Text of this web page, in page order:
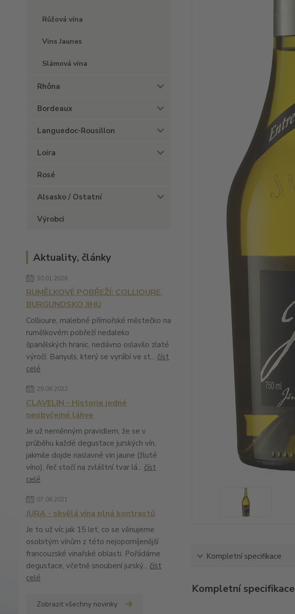
Růžová vína
Vins Jaunes
Slámová vína
Rhôna
Bordeaux
Languedoc-Rousillon
Loira
Rosé
Alsasko / Ostatní
Výrobci
Aktuality, články
30.01.2026
RUMĚLKOVÉ POBŘEŽÍ: COLLIOURE,
BURGUNDSKO JIHU
Collioure, malebné přímořské městečko na
rumělkovém pobřeží nedaleko
španělských hranic, nedávno oslavilo zlaté
výročí. Banyuls, který se vyrábí ve st... číst
celé
29.08.2022
CLAVELIN - Historie jedné
neobyčejné láhve
Je už neměnným pravidlem, že se v
průběhu každé degustace jurských vín,
jakmile dojde naslavné vin jaune (žluté
víno), řeč stočí na zvláštní tvar lá... číst
celé
07.08.2021
JURA - skvělá vína plná kontrastů
Je to už víc jak 15 let, co se věnujeme
osobitým vínům z této nejopomíjenější
francouzské vinařské oblasti. Pořádáme
degustace, včetně snoubení jurský... číst
celé
Zobrazit všechny novinky
Kompletní specifikace
Kompletní specifikace